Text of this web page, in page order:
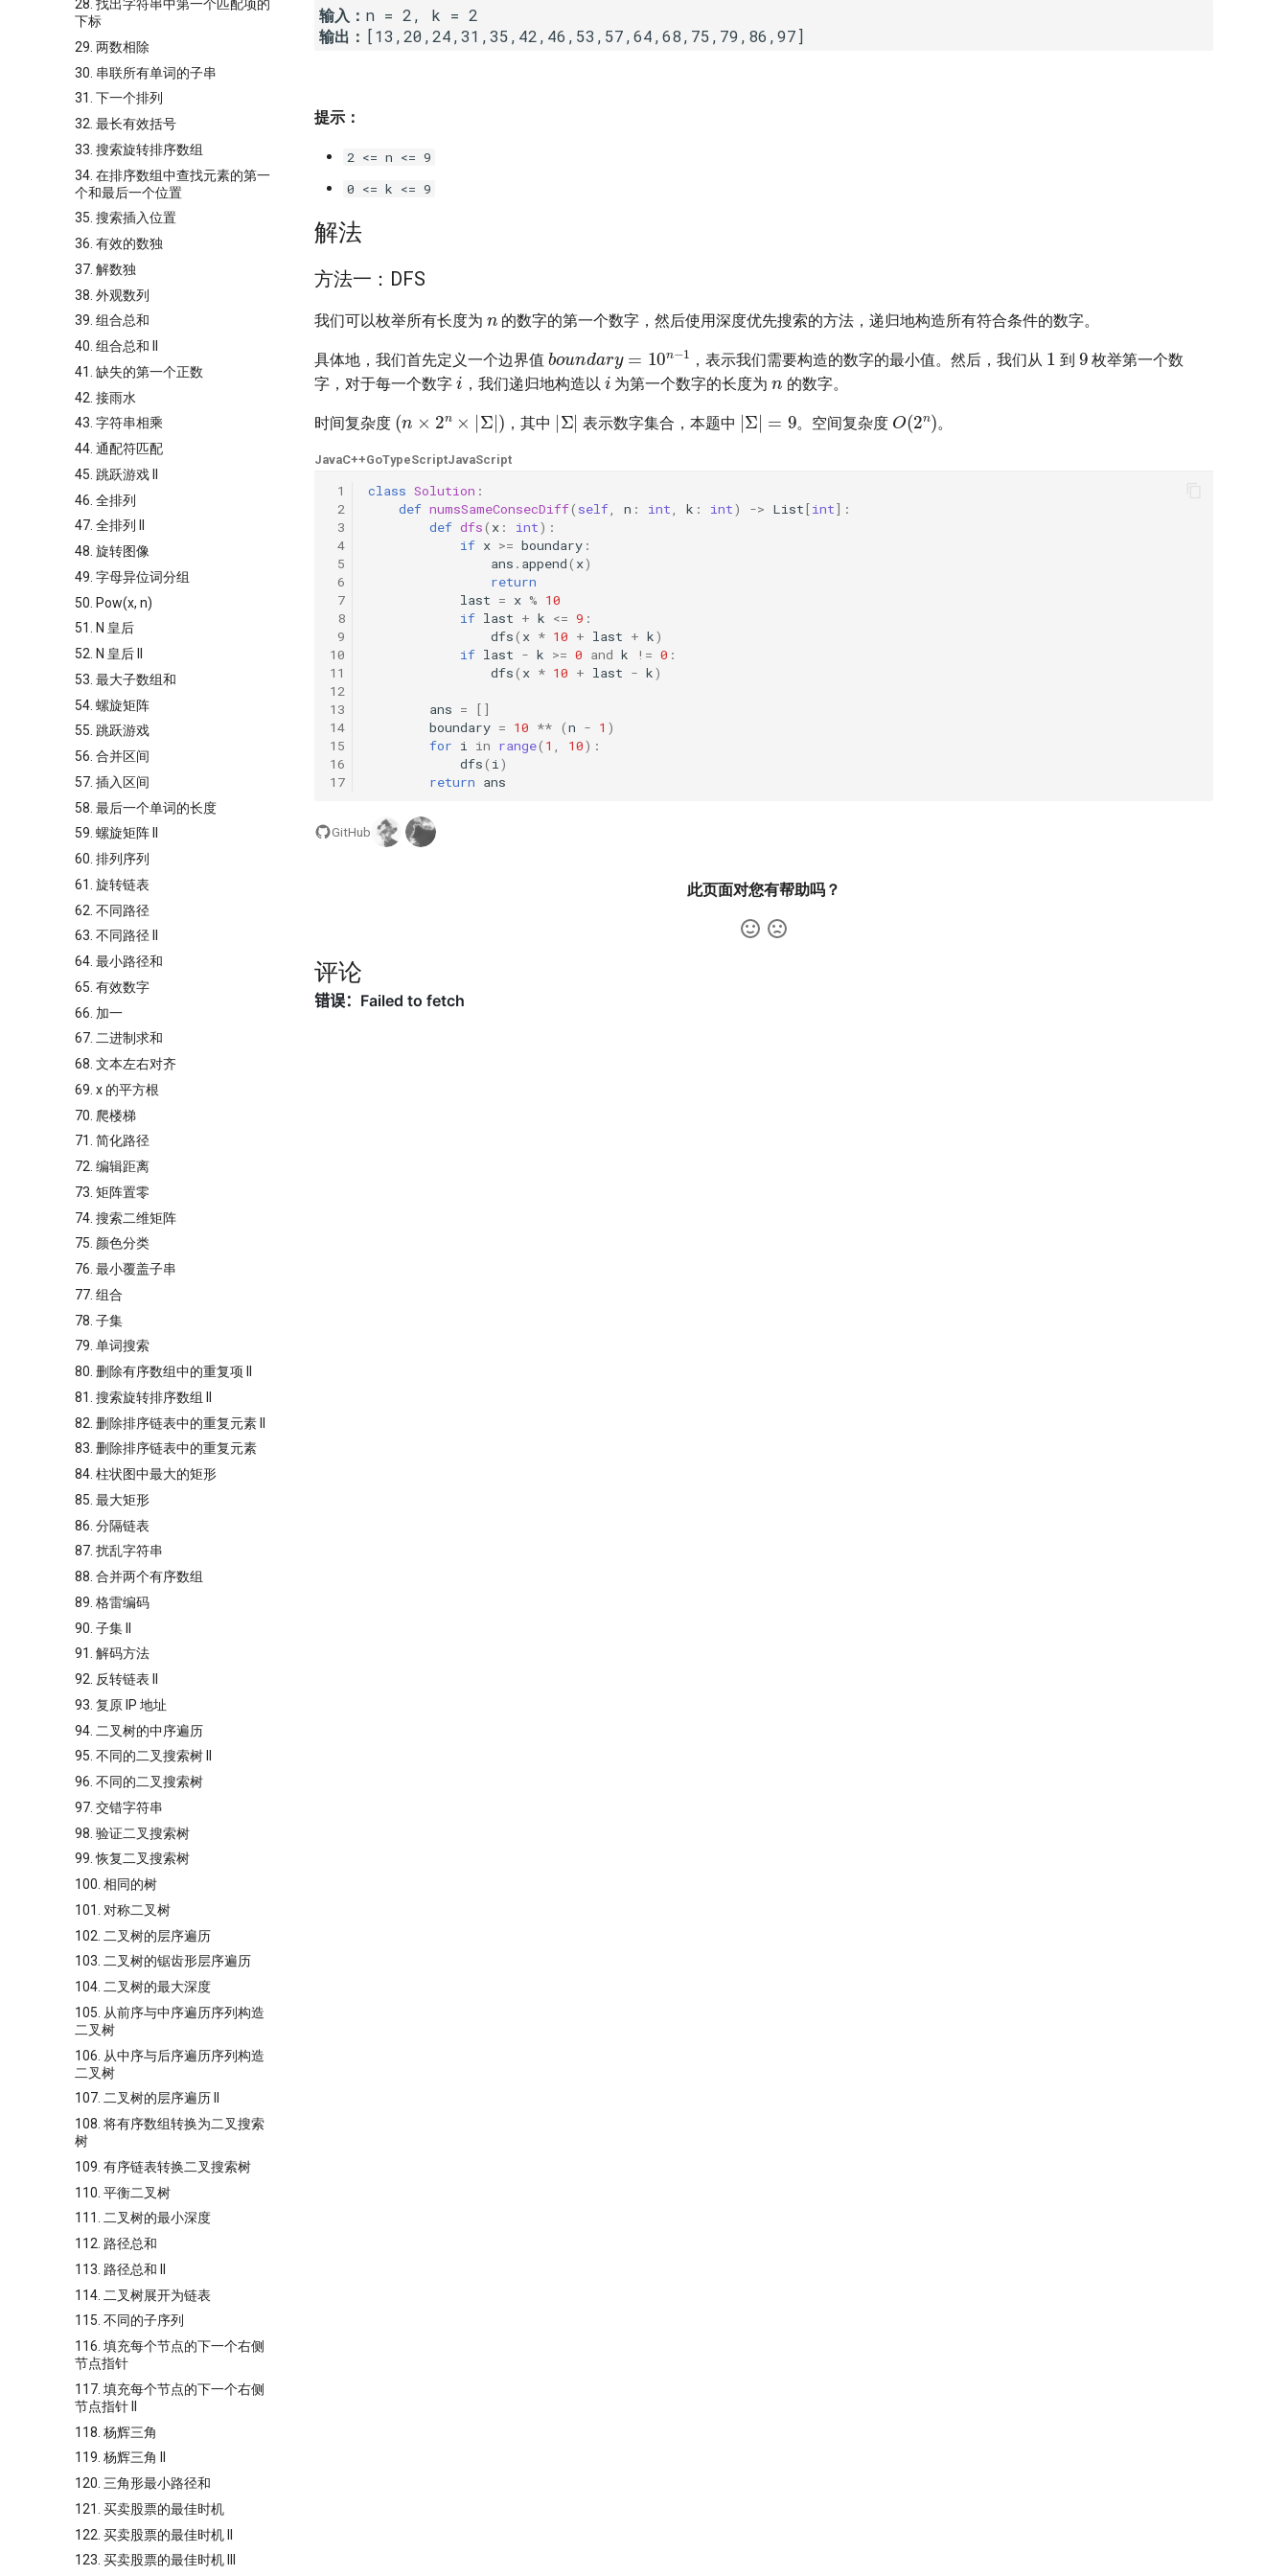
28. 找出字符串中第一个匹配项的
下标
29. 两数相除
30. 串联所有单词的子串
31. 下一个排列
32. 最长有效括号
33. 搜索旋转排序数组
34. 在排序数组中查找元素的第一
个和最后一个位置
35. 搜索插入位置
36. 有效的数独
37. 解数独
38. 外观数列
39. 组合总和
40. 组合总和 II
41. 缺失的第一个正数
42. 接雨水
43. 字符串相乘
44. 通配符匹配
45. 跳跃游戏 II
46. 全排列
47. 全排列 II
48. 旋转图像
49. 字母异位词分组
50. Pow(x, n)
51. N 皇后
52. N 皇后 II
53. 最大子数组和
54. 螺旋矩阵
55. 跳跃游戏
56. 合并区间
57. 插入区间
58. 最后一个单词的长度
59. 螺旋矩阵 II
60. 排列序列
61. 旋转链表
62. 不同路径
63. 不同路径 II
64. 最小路径和
65. 有效数字
66. 加一
67. 二进制求和
68. 文本左右对齐
69. x 的平方根
70. 爬楼梯
71. 简化路径
72. 编辑距离
73. 矩阵置零
74. 搜索二维矩阵
75. 颜色分类
76. 最小覆盖子串
77. 组合
78. 子集
79. 单词搜索
80. 删除有序数组中的重复项 II
81. 搜索旋转排序数组 II
82. 删除排序链表中的重复元素 II
83. 删除排序链表中的重复元素
84. 柱状图中最大的矩形
85. 最大矩形
86. 分隔链表
87. 扰乱字符串
88. 合并两个有序数组
89. 格雷编码
90. 子集 II
91. 解码方法
92. 反转链表 II
93. 复原 IP 地址
94. 二叉树的中序遍历
95. 不同的二叉搜索树 II
96. 不同的二叉搜索树
97. 交错字符串
98. 验证二叉搜索树
99. 恢复二叉搜索树
100. 相同的树
101. 对称二叉树
102. 二叉树的层序遍历
103. 二叉树的锯齿形层序遍历
104. 二叉树的最大深度
105. 从前序与中序遍历序列构造
二叉树
106. 从中序与后序遍历序列构造
二叉树
107. 二叉树的层序遍历 II
108. 将有序数组转换为二叉搜索
树
109. 有序链表转换二叉搜索树
110. 平衡二叉树
111. 二叉树的最小深度
112. 路径总和
113. 路径总和 II
114. 二叉树展开为链表
115. 不同的子序列
116. 填充每个节点的下一个右侧
节点指针
117. 填充每个节点的下一个右侧
节点指针 II
118. 杨辉三角
119. 杨辉三角 II
120. 三角形最小路径和
121. 买卖股票的最佳时机
122. 买卖股票的最佳时机 II
123. 买卖股票的最佳时机 III
输入：
输出：
提示：
2 <= n <= 9
0 <= k <= 9
解法
方法一：DFS
我们可以枚举所有长度为 的数字的第一个数字，然后使用深度优先搜索的方法，递归地构造所有符合条件的数字。
具体地，我们首先定义一个边界值 boundary =10n 1
，表示我们需要构造的数字的最小值。然后，我们从 到
枚举第一个数
字，对于每一个数字
i
，我们递归地构造以
i
为第一个数字的长度为
n
的数字。
时间复杂度
( 2n× Σ|)
，其中
|Σ|
表示数字集合，本题中
|Σ|
。空间复杂度
O(2n
。
JavaC++GoTypeScriptJavaScript
1
2
3
4
5
6
7
8
9
10
11
12
13
14
15
16
17
class Solution :
def numsSameConsecDiff( self, n : int, k : int) -> List[int]:
def dfs( x : int):
if x >= boundary :
ans . append( x)
return
last = x % 10
if last + k <= 9 :
dfs( x * 10 + last + k)
if last - k >= 0 and k != 0 :
dfs( x * 10 + last - k)
ans =
[]
boundary = 10 ** (n - 1 )
for i in range( 1 , 10):
dfs( i)
return ans
GitHub
此页面对您有帮助吗？
评论